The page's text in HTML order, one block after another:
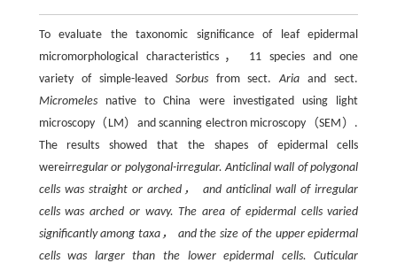
To evaluate the taxonomic significance of leaf epidermal
micromorphological characteristics， 11 species and one
variety of simple-leaved Sorbusfrom sect.Aria and sect.
Micromelesnative to China were investigated using light
microscopy（LM）and scanning electron microscopy（SEM）.
The results showed that the shapes of epidermal cells
wereirregular or polygonal-irregular. Anticlinal wall of polygonal
cells was straight or arched， and anticlinal wall of irregular
cells was arched or wavy. The area of epidermal cells varied
significantly among taxa， and the size of the upper epidermal
cells was larger than the lower epidermal cells. Cuticular